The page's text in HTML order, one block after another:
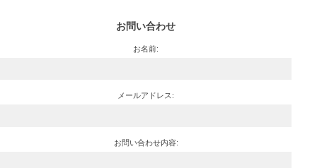
お問い合わせ
お名前:
メールアドレス:
お問い合わせ内容: